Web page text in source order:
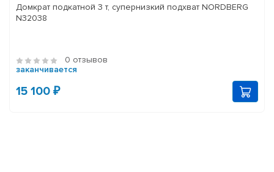
Домкрат подкатной 3 т, супернизкий подхват NORDBERG
N32038
0 отзывов
заканчивается
15 100 ₽